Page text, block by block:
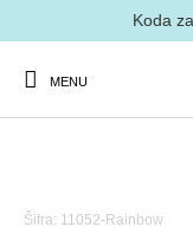
Koda
MENU
Šifra: 11052-Rainbow